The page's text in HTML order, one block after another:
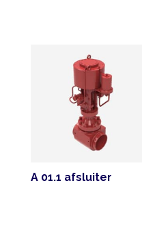
A 01.1 afsluiter